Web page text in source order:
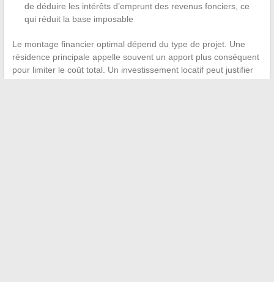
de déduire les intérêts d’emprunt des revenus fonciers, ce
qui réduit la base imposable
Le montage financier optimal dépend du type de projet. Une
résidence principale appelle souvent un apport plus conséquent
pour limiter le coût total. Un investissement locatif peut justifier